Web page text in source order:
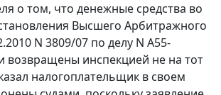
о том, что денежные средства во
Высшего Арбитражного
N 3809/07 по делу N А55-
возвращены инспекцией не на тот
налогоплательщик в своем